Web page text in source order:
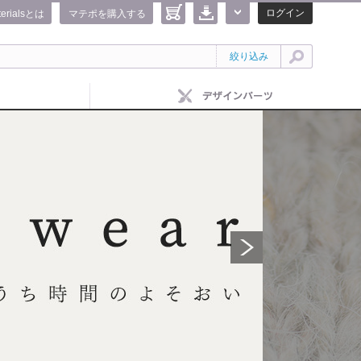
ログイン
マテポを購入する
とは
絞り込み